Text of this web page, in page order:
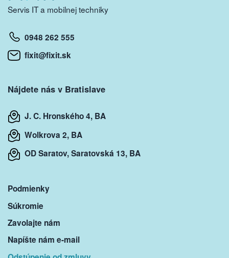
Servis IT a mobilnej techniky
0948 262 555
fixit@fixit.sk
Nájdete nás v Bratislave
J. C. Hronského 4, BA
Wolkrova 2, BA
OD Saratov, Saratovská 13, BA
Podmienky
Súkromie
Zavolajte nám
Napíšte nám e-mail